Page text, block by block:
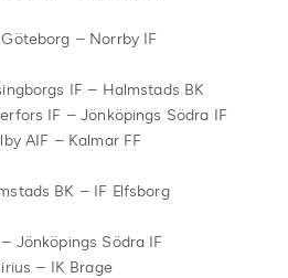
– Norrby IF
IF – Halmstads BK
IF – Jönköpings Södra IF
AIF – Kalmar FF
BK – IF Elfsborg
Jönköpings Södra IF
– IK Brage